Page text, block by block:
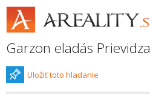
Garzon eladás Prievidza
Uložiť toto hladanie